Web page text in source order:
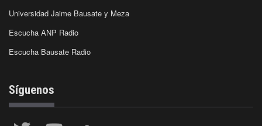
Universidad Jaime Bausate y Meza
Escucha ANP Radio
Escucha Bausate Radio
Síguenos